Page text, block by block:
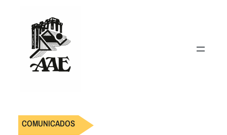
COMUNICADOS